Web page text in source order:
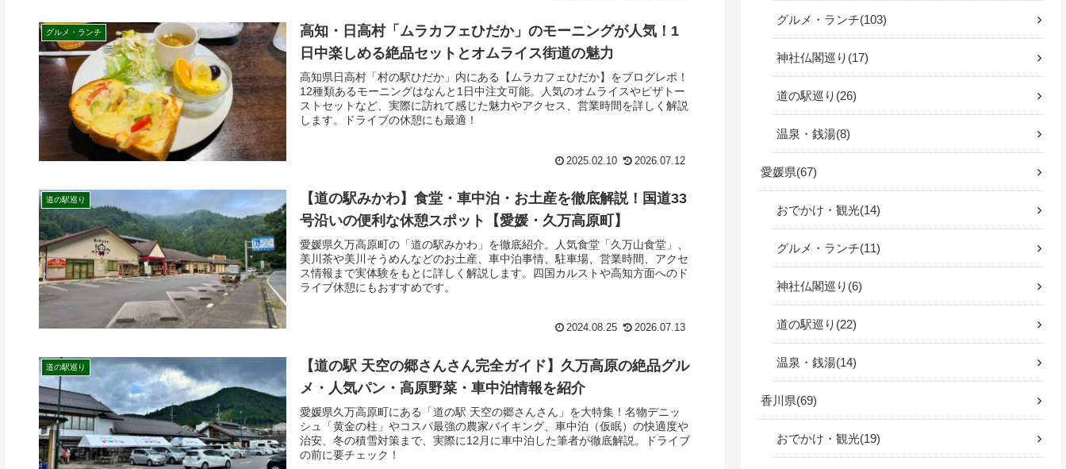
グルメ・ランチ
高知・日高村「ムラカフェひだか」のモーニングが人気！1
日中楽しめる絶品セットとオムライス街道の魅力
高知県日高村「村の駅ひだか」内にある【ムラカフェひだか】をブログレポ！
12種類あるモーニングはなんと1日中注文可能。人気のオムライスやピザトー
ストセットなど、実際に訪れて感じた魅力やアクセス、営業時間を詳しく解説
します。ドライブの休憩にも最適！
2025.02.10 2026.07.12
道の駅巡り
【道の駅みかわ】食堂・車中泊・お土産を徹底解説！国道33
号沿いの便利な休憩スポット【愛媛・久万高原町】
愛媛県久万高原町の「道の駅みかわ」を徹底紹介。人気食堂「久万山食堂」、
美川茶や美川そうめんなどのお土産、車中泊事情、駐車場、営業時間、アクセ
ス情報まで実体験をもとに詳しく解説します。四国カルストや高知方面へのド
ライブ休憩にもおすすめです。
2024.08.25 2026.07.13
道の駅巡り
【道の駅 天空の郷さんさん完全ガイド】久万高原の絶品グル
メ・人気パン・高原野菜・車中泊情報を紹介
愛媛県久万高原町にある「道の駅 天空の郷さんさん」を大特集！名物デニッ
シュ「黄金の柱」やコスパ最強の農家バイキング、車中泊（仮眠）の快適度や
治安、冬の積雪対策まで、実際に12月に車中泊した筆者が徹底解説。ドライブ
の前に要チェック！
グルメ・ランチ 103
神社仏閣巡り 17
道の駅巡り 26
温泉・銭湯 8
愛媛県 67
おでかけ・観光 14
グルメ・ランチ 11
神社仏閣巡り 6
道の駅巡り 22
温泉・銭湯 14
香川県 69
おでかけ・観光 19